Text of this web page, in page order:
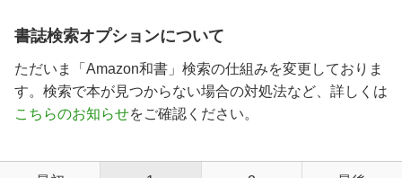
書誌検索オプションについて
ただいま「Amazon和書」検索の仕組みを変更しておりま
す。検索で本が見つからない場合の対処法など、詳しくは
こちらのお知らせをご確認ください。